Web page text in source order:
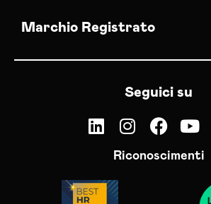
Marchio Registrato
Seguici su
Riconoscimenti